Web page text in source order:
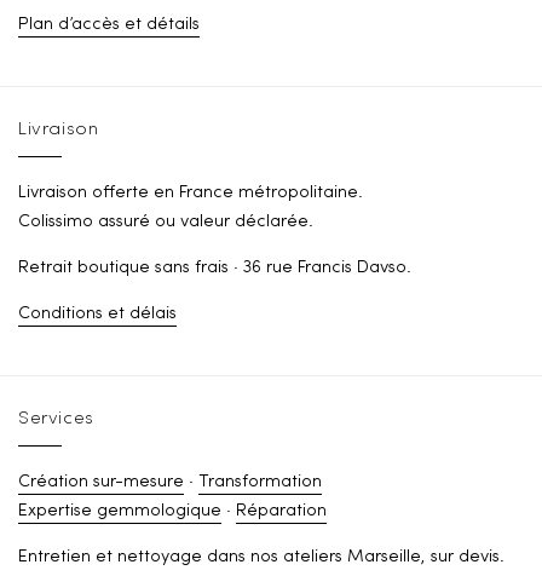
Plan d’accès et détails
Livraison
Livraison offerte en France métropolitaine.
Colissimo assuré ou valeur déclarée.
Retrait boutique sans frais · 36 rue Francis Davso.
Conditions et délais
Services
Création sur-mesure · Transformation
Expertise gemmologique · Réparation
Entretien et nettoyage dans nos ateliers Marseille, sur devis.